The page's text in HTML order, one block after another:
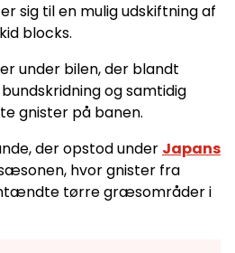
sig til en mulig udskiftning af
blocks.
under bilen, der blandt
og samtidig
gnister på banen.
der opstod under Japans
hvor gnister fra
tørre græsområder i